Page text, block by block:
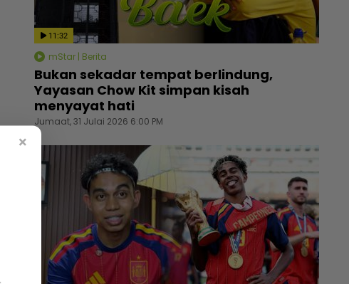
11:32
mStar | Berita
Bukan sekadar tempat berlindung,
Yayasan Chow Kit simpan kisah
menyayat hati
Jumaat, 31 Julai 2026 6:00 PM
×